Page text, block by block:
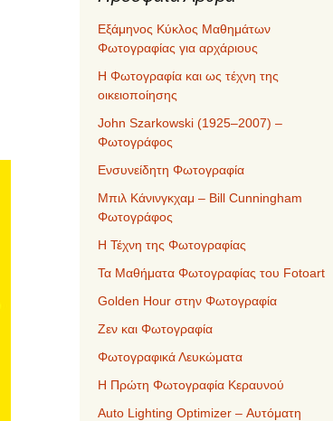
Εξάμηνος Κύκλος Μαθημάτων
Φωτογραφίας για αρχάριους
Η Φωτογραφία και ως τέχνη της
οικειοποίησης
John Szarkowski (1925–2007) –
Φωτογράφος
Ενσυνείδητη Φωτογραφία
Μπιλ Κάνινγκχαμ – Bill Cunningham
Φωτογράφος
Η Τέχνη της Φωτογραφίας
Τα Μαθήματα Φωτογραφίας του Fotoart
Golden Hour στην Φωτογραφία
Ζεν και Φωτογραφία
Φωτογραφικά Λευκώματα
Η Πρώτη Φωτογραφία Κεραυνού
Auto Lighting Optimizer – Αυτόματη